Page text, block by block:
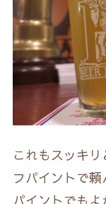
これもスッキ
フパイントで頼
パイントでも